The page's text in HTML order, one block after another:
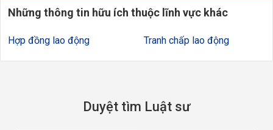
Những thông tin hữu ích thuộc lĩnh vực khác
Hợp đồng lao động Tranh chấp lao động
Duyệt tìm Luật sư